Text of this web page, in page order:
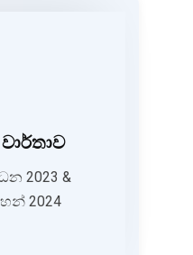
2023 &
2024
සාධන 2023 &
වැඩසටහන් 2024